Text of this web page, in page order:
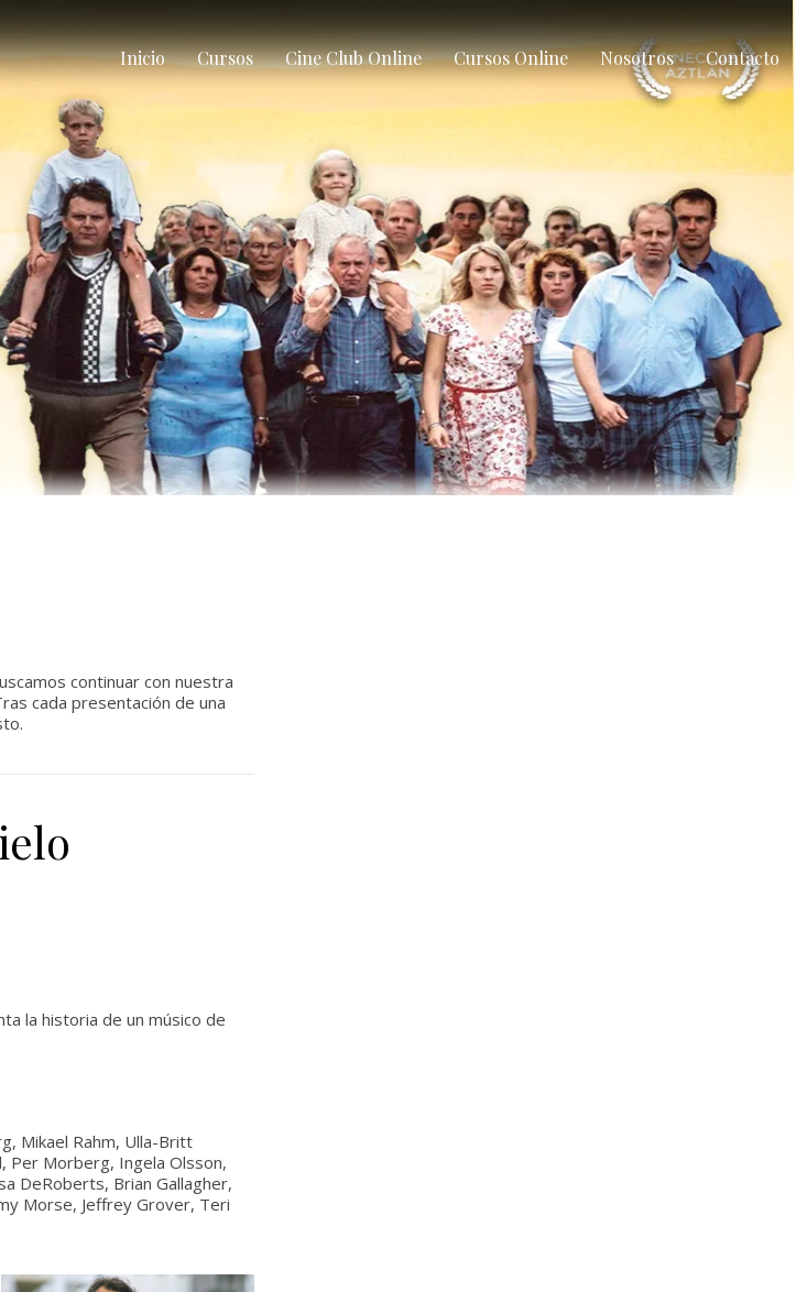
Inicio Cursos Cine Club Online Cursos Online Nosotros Contacto
continuar con nuestra
cada presentación de una
la historia de un músico de
Mikael Rahm, Ulla-Britt
Per Morberg, Ingela Olsson,
DeRoberts, Brian Gallagher,
Morse, Jeffrey Grover, Teri